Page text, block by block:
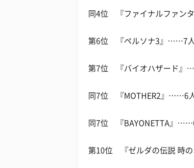
同4位 『ファイナルファン
第6位 『ペルソナ3』……7人
第7位 『バイオハザード』
同7位 『MOTHER2』……6
同7位 『BAYONETTA』
第10位 『ゼルダの伝説 時